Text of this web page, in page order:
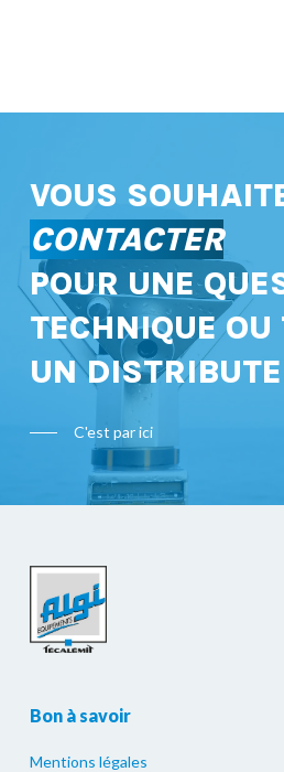
VOUS
CONTACTER
POUR UNE
TECHNIQUE OU
UN
C'est par ici
Bon à savoir
Mentions légales